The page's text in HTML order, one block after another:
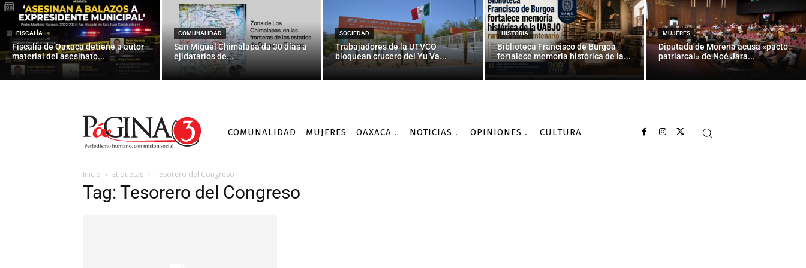
FISCALÍA
Fiscalía de Oaxaca detiene a autor
material del asesinato...
COMUNALIDAD
San Miguel Chimalapa da 30 días a
ejidatarios de...
SOCIEDAD
Trabajadores de la UTVCO
bloquean crucero del Yu Va...
HISTORIA
Biblioteca Francisco de Burgoa
fortalece memoria histórica de la...
MUJERES
Diputada de Morena acusa «pacto
patriarcal» de Noé Jara...
COMUNALIDAD MUJERES OAXACA NOTICIAS OPINIONES CULTURA
Inicio Etiquetas Tesorero del Congreso
Tag: Tesorero del Congreso